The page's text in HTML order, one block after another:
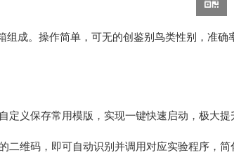
成。操作简单，可无的创鉴别鸟类性别，准确
定义保存常用模版，实现一键快速启动，极大提
二维码，即可自动识别并调用对应实验程序，简